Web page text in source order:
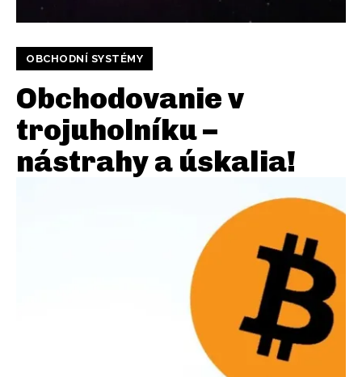
OBCHODNÍ SYSTÉMY
Obchodovanie v
trojuholníku –
nástrahy a úskalia!